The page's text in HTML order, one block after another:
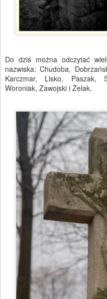
Do dziś można odczytać
nazwiska: Chudoba,
Karczmar, Lisko, Paszak,
Woroniak, Zawojski i Żelak.